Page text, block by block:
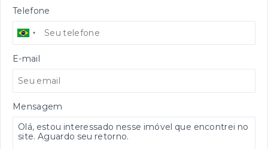
Telefone
E-mail
Mensagem